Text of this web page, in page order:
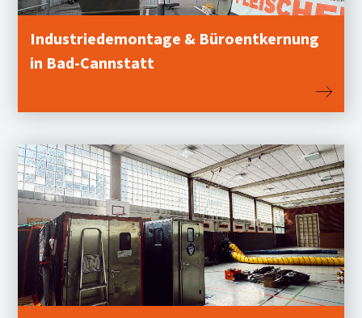
Industriedemontage & Büroentkernung
in Bad-Cannstatt